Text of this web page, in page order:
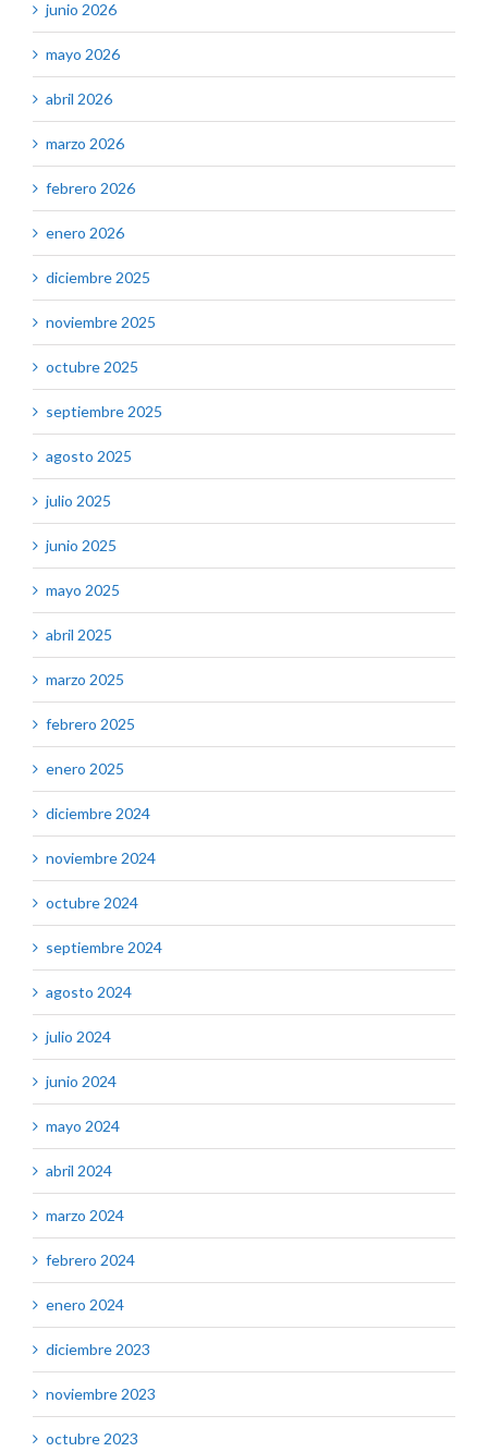
junio 2026
mayo 2026
abril 2026
marzo 2026
febrero 2026
enero 2026
diciembre 2025
noviembre 2025
octubre 2025
septiembre 2025
agosto 2025
julio 2025
junio 2025
mayo 2025
abril 2025
marzo 2025
febrero 2025
enero 2025
diciembre 2024
noviembre 2024
octubre 2024
septiembre 2024
agosto 2024
julio 2024
junio 2024
mayo 2024
abril 2024
marzo 2024
febrero 2024
enero 2024
diciembre 2023
noviembre 2023
octubre 2023